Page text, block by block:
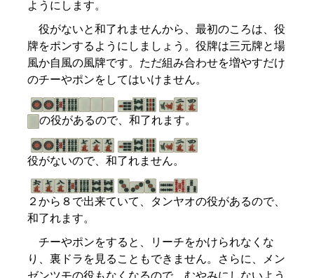
ようにします。
役がないと和了れませんから、最初のころは、役
牌をポンするようにしましょう。役牌は三元牌と場
風か自風の風牌です。ただ組み合わせを増やすだけ
のチーやポンをしてはいけません。
の役があるので、和了れます。
役がないので、和了れません。
２から８で出来ていて、タンヤオの役があるので、
和了れます。
チーやポンをすると、リーチをかけられなくな
り、裏ドラを見ることもできません。さらに、メン